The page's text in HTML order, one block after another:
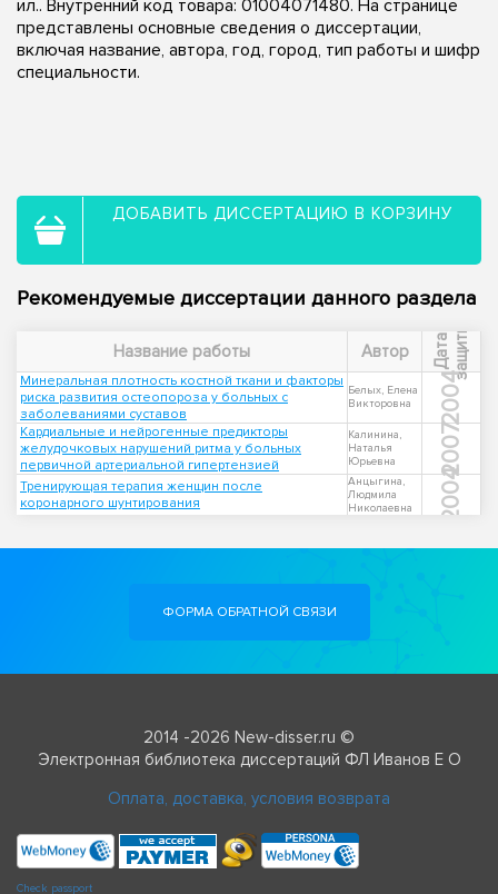
ил.. Внутренний код товара: 01004071480. На странице
представлены основные сведения о диссертации,
включая название, автора, год, город, тип работы и шифр
специальности.
ДОБАВИТЬ ДИССЕРТАЦИЮ В КОРЗИНУ
Рекомендуемые диссертации данного раздела
Название работы Автор Д
а
т
а
з
а
щ
и
т ы
Минеральная плотность костной ткани и факторы
риска развития остеопороза у больных с
заболеваниями суставов
Белых, Елена
Викторовна
2004
Кардиальные и нейрогенные предикторы
желудочковых нарушений ритма у больных
первичной артериальной гипертензией
Калинина,
Наталья
Юрьевна
2007
Тренирующая терапия женщин после
коронарного шунтирования
Анцыгина,
Людмила
Николаевна
2004
ФОРМА ОБРАТНОЙ СВЯЗИ
2014 -2026 New-disser.ru ©
Электронная библиотека диссертаций ФЛ Иванов Е О
Оплата, доставка, условия возврата
Check passport